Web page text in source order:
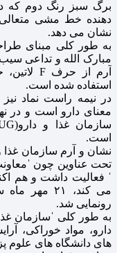
برگ سبز رنگ دوم که
دهنده خط مشی متعالی
نشان می دهد.
به طور کلی مبنای
مبارک الله و تداعی
استفاده شده است.
است.
نشان و آرم سازمان غذا
تحت عناوین چون
ˈ فعالیت داشت و هم
رونمایی شد.
دارو، مواد خوراکی،
های دانشگاه های علوم